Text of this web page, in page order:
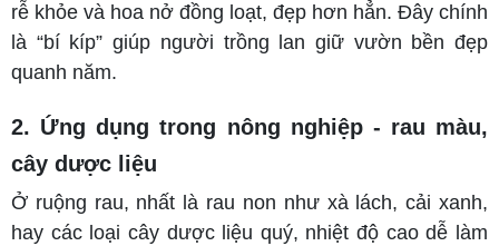
rễ khỏe và hoa nở đồng loạt, đẹp hơn hẳn. Đây chính
là “bí kíp” giúp người trồng lan giữ vườn bền đẹp
quanh năm.
2. Ứng dụng trong nông nghiệp - rau màu,
cây dược liệu
Ở ruộng rau, nhất là rau non như xà lách, cải xanh,
hay các loại cây dược liệu quý, nhiệt độ cao dễ làm